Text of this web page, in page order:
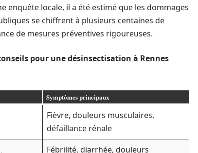
enquête locale, il a été estimé que les dommages
se chiffrent à plusieurs centaines de
de mesures préventives rigoureuses.
pour une désinsectisation à Rennes
Symptômes principaux
Fièvre, douleurs musculaires,
défaillance rénale
Fébrilité, diarrhée, douleurs